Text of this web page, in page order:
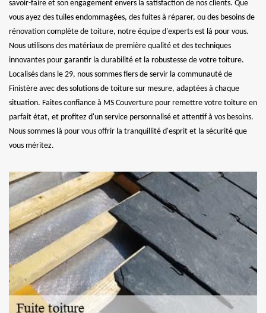
savoir-faire et son engagement envers la satisfaction de nos clients. Que
vous ayez des tuiles endommagées, des fuites à réparer, ou des besoins de
rénovation complète de toiture, notre équipe d'experts est là pour vous.
Nous utilisons des matériaux de première qualité et des techniques
innovantes pour garantir la durabilité et la robustesse de votre toiture.
Localisés dans le 29, nous sommes fiers de servir la communauté de
Finistère avec des solutions de toiture sur mesure, adaptées à chaque
situation. Faites confiance à MS Couverture pour remettre votre toiture en
parfait état, et profitez d'un service personnalisé et attentif à vos besoins.
Nous sommes là pour vous offrir la tranquillité d'esprit et la sécurité que
vous méritez.